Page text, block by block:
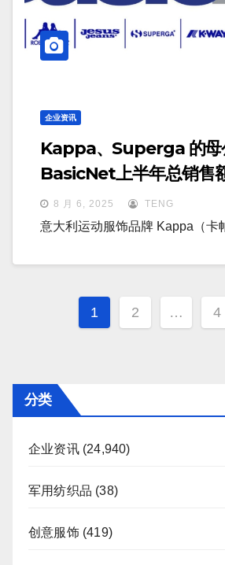
企业资讯
Kappa、Superga 的母
BasicNet上半年总销售
4.3%，财务状况有所改善
8 月 6, 2025 TENG
意大利运动服饰品牌 Kappa（卡
文
章
1 2 … 4
分类
企业资讯(24,940)
军用纺织品 (38)
创意服饰(419)